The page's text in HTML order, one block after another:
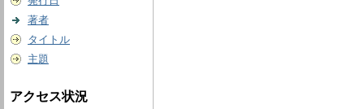
著者
タイトル
主題
アクセス状況